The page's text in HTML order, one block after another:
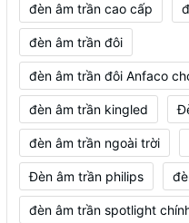
đèn âm trần cao cấp
đèn âm trần đôi
đèn âm trần đôi Anfaco
đèn âm trần kingled
đèn âm trần ngoài trời
Đèn âm trần philips
đèn âm trần spotlight